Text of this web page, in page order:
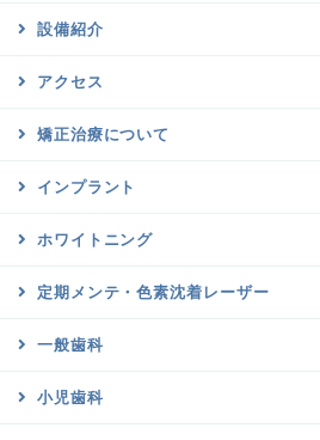
設備紹介
アクセス
矯正治療について
インプラント
ホワイトニング
定期メンテ・色素沈着レーザー
一般歯科
小児歯科